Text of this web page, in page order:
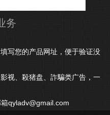
务
写您的产品网址，便于验证没
视、殺猪盘、詐騙类广告，一
qyladv@gmail.com